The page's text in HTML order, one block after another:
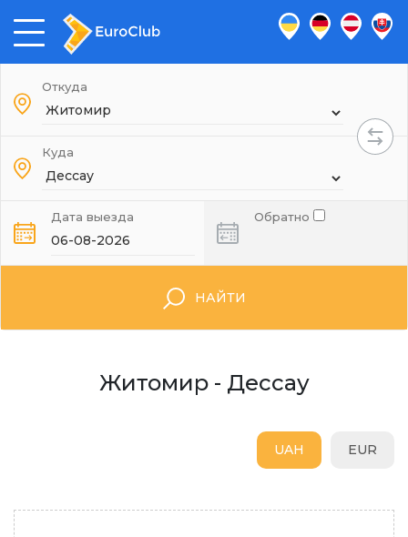
Откуда
Куда
Дата выезда Обратно
НАЙТИ
Житомир - Дессау
EUR
UAH